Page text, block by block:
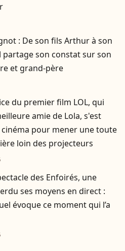
: De son fils Arthur à son
partage son constat sur son
et grand-père
du premier film LOL, qui
amie de Lola, s'est
pour mener une toute
loin des projecteurs
des Enfoirés, une
ses moyens en direct :
évoque ce moment qui l’a